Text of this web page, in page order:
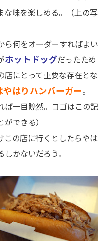
な味を楽しめる。（上の写
何をオーダーすればよい
ホットドッグだったため
店にとって重要な存在とな
はりハンバーガー。
ば一目瞭然。ロゴはこの記
できる）
の店に行くとしたらやは
かないだろう。